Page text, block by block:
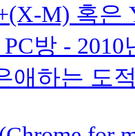
M) 혹은
방 - 2010
애하는 도